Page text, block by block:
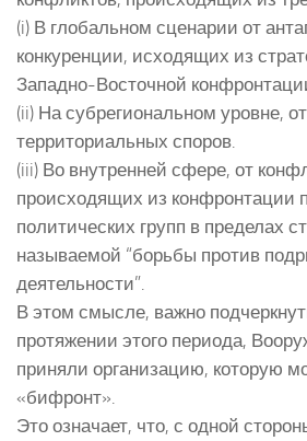
(i) В глобальном сценарии от
конкуренции, исходящих из
Западно-Восточной
(ii) На субрегиональном уровне,
территориальных споров.
(iii) Во внутренней сфере, от
происходящих из конфронтации
политических групп в пределах
называемой “борьбы против
деятельности”.
В этом смысле, важно
протяжении этого периода,
приняли организацию, которую
«бифронт».
Это означает, что, с одной